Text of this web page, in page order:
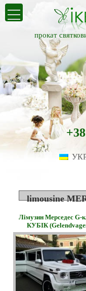
прокат
limousine
Лімузин Мерседес G-
КУБІК